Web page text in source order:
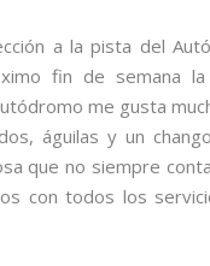
a la pista del
fin de semana
me gusta
águilas y un
que no siempre
con todos los